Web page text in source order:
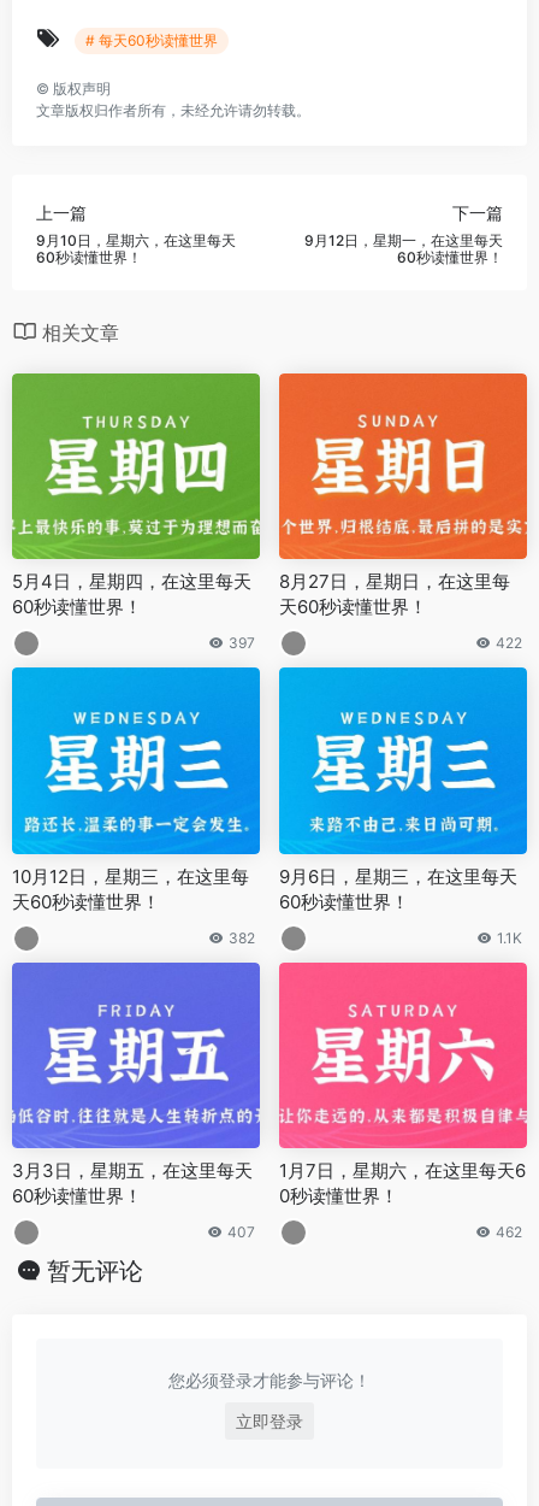
# 每天60秒读懂世界
© 版权声明
文章版权归作者所有，未经允许请勿转载。
上一篇
9月10日，星期六，在这里每天
60秒读懂世界！
下一篇
9月12日，星期一，在这里每天
60秒读懂世界！
相关文章
5月4日，星期四，在这里每天
60秒读懂世界！
397
8月27日，星期日，在这里每
天60秒读懂世界！
422
10月12日，星期三，在这里每
天60秒读懂世界！
382
9月6日，星期三，在这里每天
60秒读懂世界！
1.1K
3月3日，星期五，在这里每天
60秒读懂世界！
407
1月7日，星期六，在这里每天6
0秒读懂世界！
462
暂无评论
您必须登录才能参与评论！
立即登录